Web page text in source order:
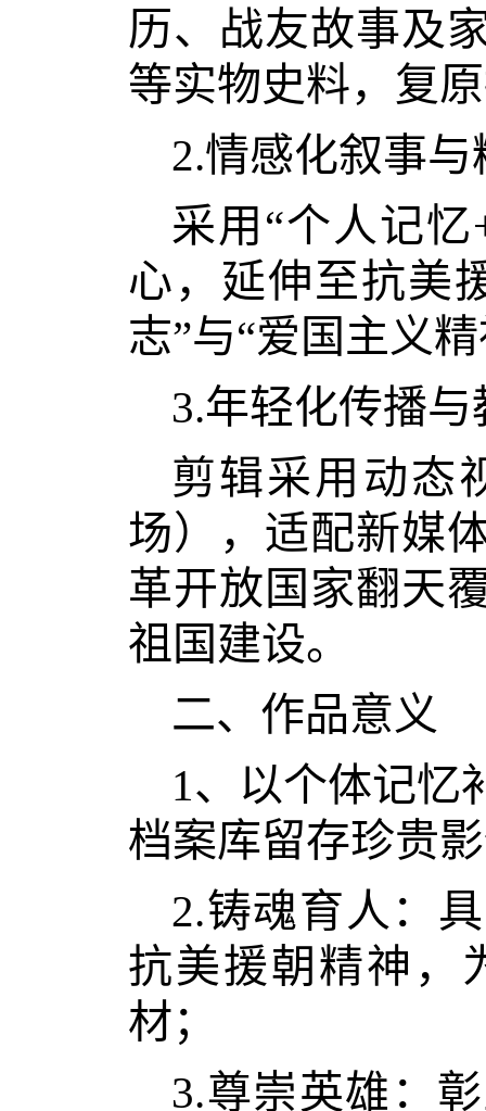
历、战友故事及
等实物史料，复
2.情感化叙事
采用“个人记
心，延伸至抗美
志”与“爱国主义
3.年轻化传播
剪辑采用动态
场），适配新媒
革开放国家翻天
祖国建设。
二、作品意义
1、以个体记忆
档案库留存珍贵
2.铸魂育人：
抗美援朝精神，
材；
3.尊崇英雄：